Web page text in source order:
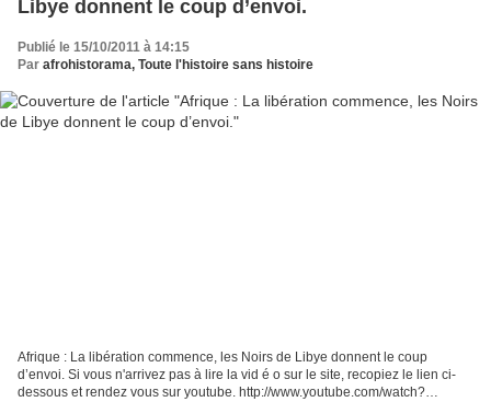
Libye donnent le coup d’envoi.
Publié le 15/10/2011 à 14:15
Par afrohistorama, Toute l'histoire sans histoire
Afrique : La libération commence, les Noirs de Libye donnent le coup
d’envoi. Si vous n'arrivez pas à lire la vid é o sur le site, recopiez le lien ci-
dessous et rendez vous sur youtube. http://www.youtube.com/watch?